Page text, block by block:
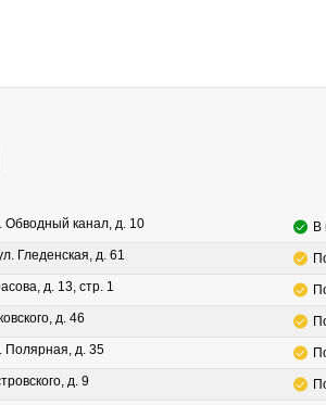
Обводный канал, д. 10
В
Гледенская, д. 61
д. 13, стр. 1
д. 46
Полярная, д. 35
д. 9